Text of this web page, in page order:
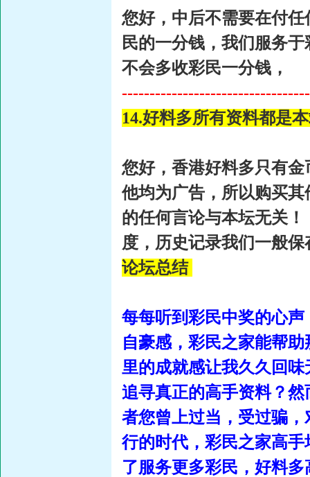
您好，中后不需要在付
民的一分钱，我们服务
不会多收彩民一分钱，
14.好料多所有资料都是
您好，香港好料多只有
他均为广告，所以购买
的任何言论与本坛无关
度，历史记录我们一般
论坛总结
每每听到彩民中奖的心声
自豪感，彩民之家能帮
里的成就感让我久久回
追寻真正的高手资料？
者您曾上过当，受过骗
行的时代，彩民之家高
了服务更多彩民，好料